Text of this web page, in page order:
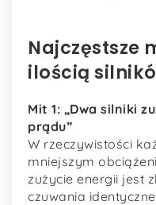
Najczęstsze
ilością
Mit 1: „Dwa silniki
prądu”
W rzeczywistości
mniejszym
zużycie energii jest
czuwania